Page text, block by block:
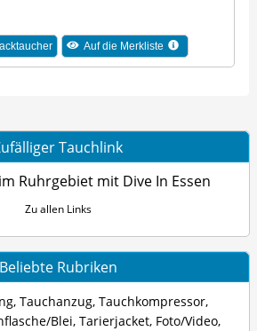
Auf die Merkliste
Tauchlink
Ruhrgebiet mit Dive In Essen
Zu allen Links
Beliebte Rubriken
, Tauchanzug, Tauchkompressor,
Blei, Tarierjacket, Foto/Video,